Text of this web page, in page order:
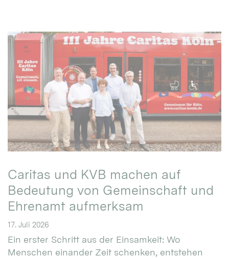
Caritas und KVB machen auf
Bedeutung von Gemeinschaft und
Ehrenamt aufmerksam
17. Juli 2026
Ein erster Schritt aus der Einsamkeit: Wo
Menschen einander Zeit schenken, entstehen